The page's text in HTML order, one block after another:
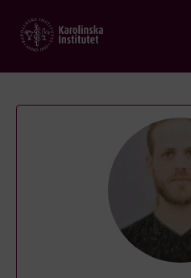
main